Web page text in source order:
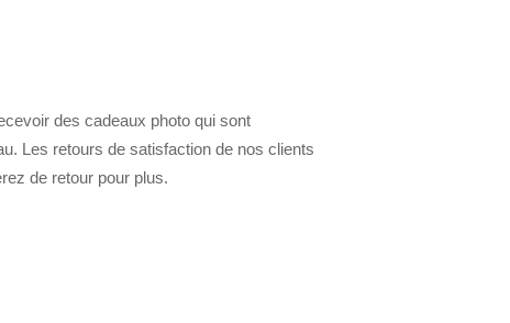
des cadeaux photo qui sont
Les retours de satisfaction de nos clients
de retour pour plus.